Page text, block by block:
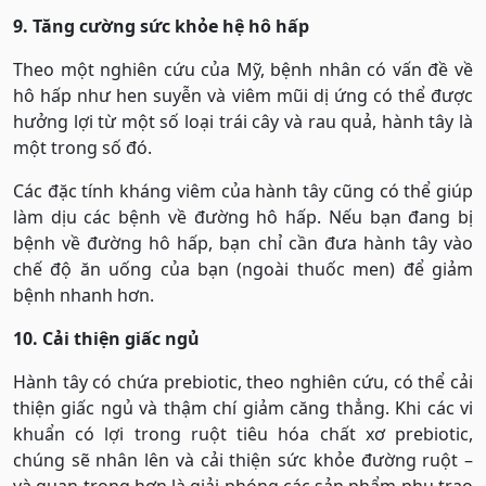
9. Tăng cường sức khỏe hệ hô hấp
Theo một nghiên cứu của Mỹ, bệnh nhân có vấn đề về
hô hấp như hen suyễn và viêm mũi dị ứng có thể được
hưởng lợi từ một số loại trái cây và rau quả, hành tây là
một trong số đó.
Các đặc tính kháng viêm của hành tây cũng có thể giúp
làm dịu các bệnh về đường hô hấp. Nếu bạn đang bị
bệnh về đường hô hấp, bạn chỉ cần đưa hành tây vào
chế độ ăn uống của bạn (ngoài thuốc men) để giảm
bệnh nhanh hơn.
10. Cải thiện giấc ngủ
Hành tây có chứa prebiotic, theo nghiên cứu, có thể cải
thiện giấc ngủ và thậm chí giảm căng thẳng. Khi các vi
khuẩn có lợi trong ruột tiêu hóa chất xơ prebiotic,
chúng sẽ nhân lên và cải thiện sức khỏe đường ruột –